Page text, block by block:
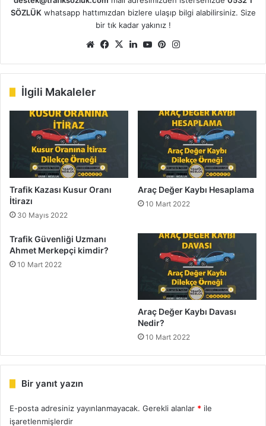
SÖZLÜKwhatsapp hattımızdan bizlere ulaşıp bilgi alabilirsiniz. Size
bir tık kadar yakınız !
We
sit
Fa
bo
X
Lin
dIn
Yo
ub
Pin
est ra
İlgili Makaleler
Trafik Kazası Kusur Oranı
İtirazı
30 Mayıs 2022
Araç Değer Kaybı Hesaplama
10 Mart 2022
Trafik Güvenliği Uzmanı
Ahmet Merkepçi kimdir?
10 Mart 2022
Araç Değer Kaybı Davası
Nedir?
10 Mart 2022
Bir yanıt yazın
E-posta adresiniz yayınlanmayacak. Gerekli alanlar * ile
işaretlenmişlerdir